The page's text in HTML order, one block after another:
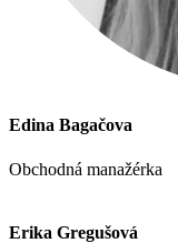
Edina Bagačova
Obchodná manažérka
Erika Gregušová